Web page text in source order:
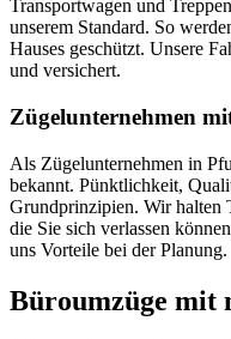
Transportwagen und
unserem Standard. So
Hauses geschützt. Unsere
und versichert.
Zügelunternehmen
Als Zügelunternehmen in
bekannt. Pünktlichkeit,
Grundprinzipien. Wir halten
die Sie sich verlassen
uns Vorteile bei der Planung.
Büroumzüge mit